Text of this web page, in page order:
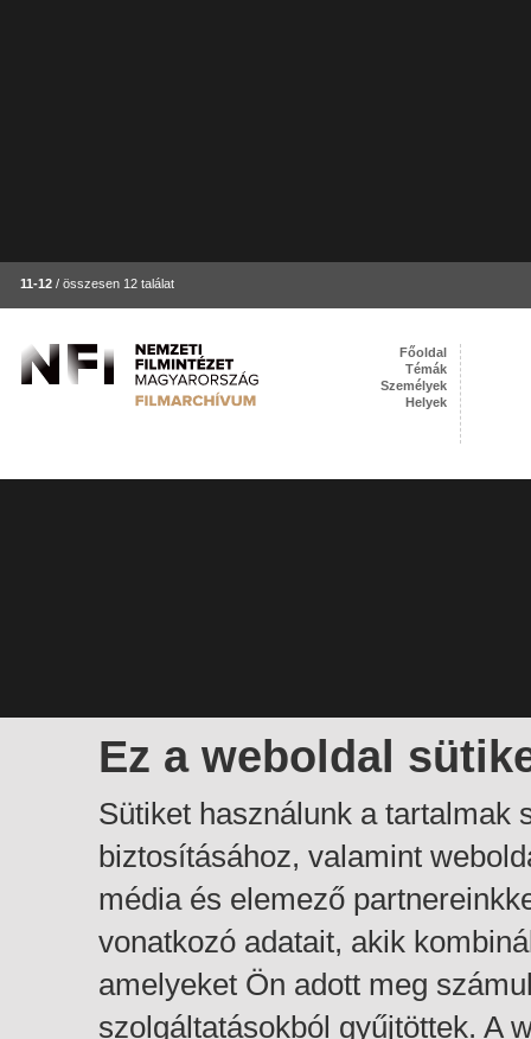
11-12 / összesen 12 találat
Ez a weboldal
Sütiket használunk a tartalmak
biztosításához, valamint
média és elemező
vonatkozó adatait, akik
amelyeket Ön adott meg
szolgáltatásokból gyűjtöttek. A
Főoldal
Témák
Személyek
Helyek